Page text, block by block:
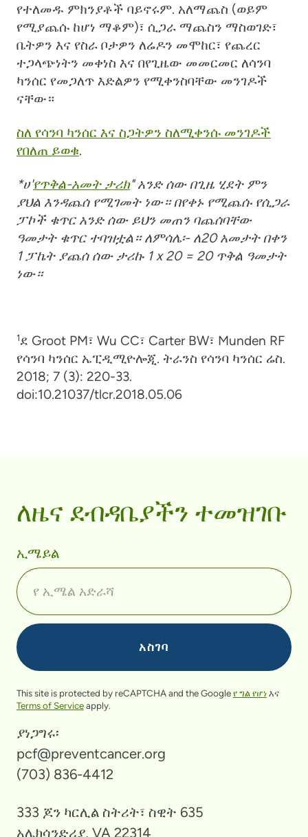
የተለመዱ ምክንያቶች ባይኖሩም. አለማጨስ (ወይም
የሚያጨሱ ከሆነ ማቆም)፣ ሲጋራ ማጨስን ማስወገድ፣
ቤትዎን እና የስራ ቦታዎን ለሬዶን መሞከር፣ የጨረር
ተጋላጭነትን መቀነስ እና በየጊዜው መመርመር ለሳንባ
ካንሰር የመጋለጥ እድልዎን የሚቀንስባቸው መንገዶች
ናቸው።
ስለ የሳንባ ካንሰር እና ስጋትዎን ስለሚቀንሱ መንገዶች
የበለጠ ይወቁ.
*ሀ'የጥቅል-አመት ታሪክ" አንድ ሰው በጊዜ ሂደት ምን
ያህል እንዳጨሰ የሚገመት ነው። በየቀኑ የሚጨሱ የሲጋራ
ፓኮች ቁጥር አንድ ሰው ይህን መጠን ባጨሰባቸው
ዓመታት ቁጥር ተባዝቷል። ለምሳሌ፡- ለ20 አመታት በቀን
1 ፓኬት ያጨሰ ሰው ታሪኩ 1 x 20 = 20 ጥቅል ዓመታት
ነው።
1ደ Groot PM፣ Wu CC፣ Carter BW፣ Munden RF
የሳንባ ካንሰር ኤፒዲሚዮሎጂ. ትራንስ የሳንባ ካንሰር ሬስ.
2018; 7 (3): 220-33.
doi:10.21037/tlcr.2018.05.06
ለዜና ደብዳቤያችን ተመዝገቡ
ኢሜይል
This site is protected by reCAPTCHA and the Googleየ ግል የሆነእና
Terms of Serviceapply.
ያነጋግሩ፡
pcf@preventcancer.org
(703) 836-4412
333 ጆን ካርሊል ስትሪት፣ ስዊት 635
አሌክሳንድሪያ, VA 22314